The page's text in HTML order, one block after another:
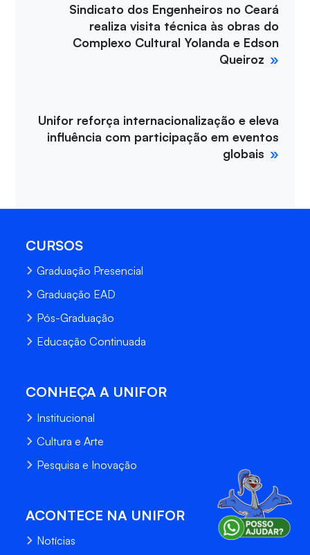
Sindicato dos Engenheiros no Ceará
realiza visita técnica às obras do
Complexo Cultural Yolanda e Edson
Queiroz
Unifor reforça internacionalização e eleva
influência com participação em eventos
globais
CURSOS
Graduação Presencial
Graduação EAD
Pós-Graduação
Educação Continuada
CONHEÇA A UNIFOR
Institucional
Cultura e Arte
Pesquisa e Inovação
ACONTECE NA UNIFOR
Notícias